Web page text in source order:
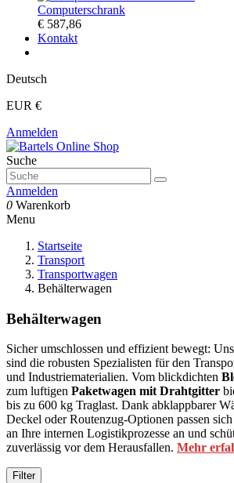
Computerschrank
€ 587,86
Kontakt
Deutsch
EUR €
Anmelden
Suche
Anmelden
0 Warenkorb
Menu
Startseite
Transport
Transportwagen
Behälterwagen
Behälterwagen
Sicher umschlossen und effizient bewegt:
sind die robusten Spezialisten für den
und Industriematerialien. Vom blickdichten
zum luftigen Paketwagen mit Drahtgitter
bis zu 600 kg Traglast. Dank abklappbarer
Deckel oder Routenzug-Optionen passen
an Ihre internen Logistikprozesse an und
zuverlässig vor dem Herausfallen. Mehr
Filter